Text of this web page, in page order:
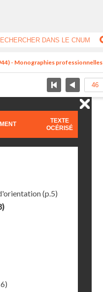
- Monographies professionnelles
TEXTE
OCÉRISÉ
(p.5)